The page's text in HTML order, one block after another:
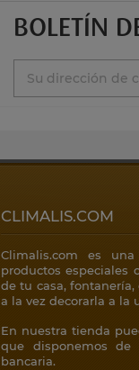
BOLETÍN
CLIMALIS.COM
Climalis.com es
productos especiales
de tu casa,
a la vez decorarla a la
En nuestra tienda
que disponemos de
bancaria.